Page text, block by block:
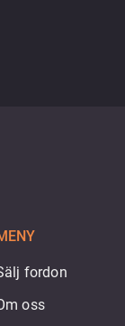
fordon
oss